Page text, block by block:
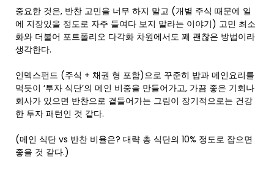
중요한 것은, 반찬 고민을 너무 하지 말고 (개별 주식 때문에 일
에 지장있을 정도로 자주 들여다 보지 말라는 이야기) 고민 최소
화와 더불어 포트폴리오 다각화 차원에서도 꽤 괜찮은 방법이라
생각한다.
인덱스펀드 (주식 + 채권 형 포함)으로 꾸준히 밥과 메인요리를
먹듯이 ‘투자 식단’의 메인 비중을 만들어가고, 가끔 좋은 기회나
회사가 있으면 반찬으로 곁들어가는 그림이 장기적으로는 건강
한 투자 패턴인 것 같다.
(메인 식단 vs 반찬 비율은? 대략 총 식단의 10% 정도로 잡으면
좋을 것 같다.)